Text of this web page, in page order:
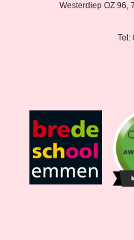
Westerdiep OZ 96,
Tel: